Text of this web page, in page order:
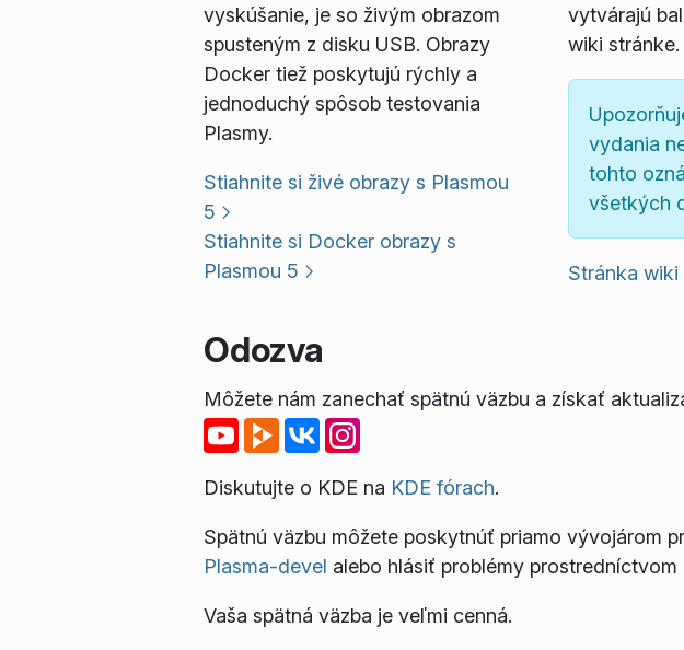
vyskúšanie, je so živým obrazom
spusteným z disku USB. Obrazy
Docker tiež poskytujú rýchly a
jednoduchý spôsob testovania
Plasmy.
Stiahnite si živé obrazy s Plasmou
5
Stiahnite si Docker obrazy s
Plasmou 5
vytvárajú
wiki stránke.
vydania
tohto
všetkých
Stránka
Odozva
Môžete nám zanechať spätnú väzbu a získať
Diskutujte o KDE na KDE fórach.
Spätnú väzbu môžete poskytnúť priamo vývojárom
Plasma-devel alebo hlásiť problémy prostredníctvom
Vaša spätná väzba je veľmi cenná.